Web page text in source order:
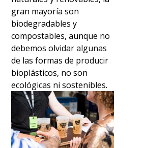
gran mayoría son
biodegradables y
compostables, aunque no
debemos olvidar algunas
de las formas de producir
bioplásticos, no son
ecológicas ni sostenibles.